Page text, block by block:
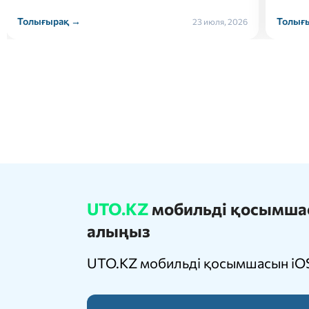
Толығырақ → 22 июля, 2026
UTO.KZ мобильді
алыңыз
UTO.KZ мобильді қосымшасын